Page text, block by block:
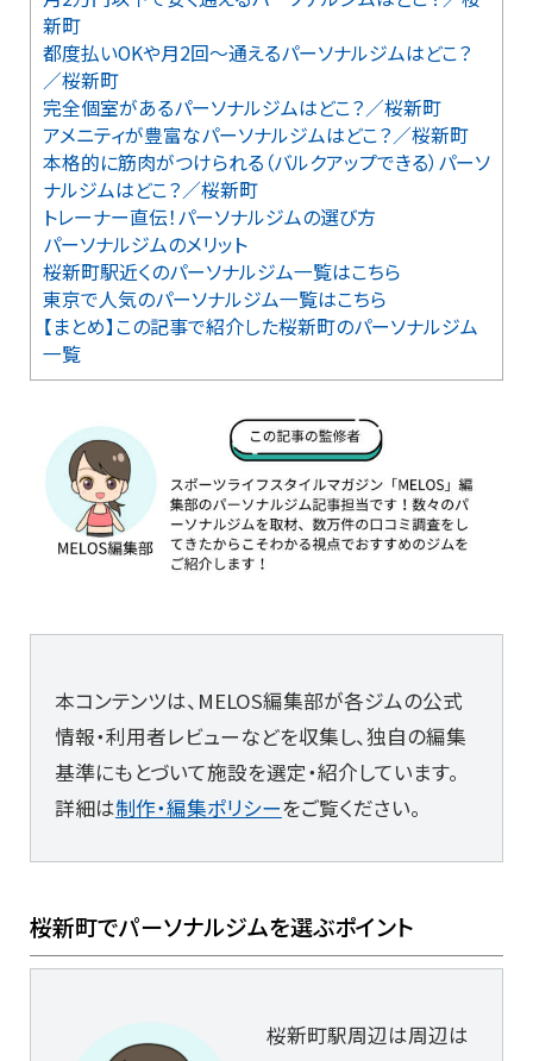
新町
都度払いOKや月2回～通えるパーソナルジムはどこ？
／桜新町
完全個室があるパーソナルジムはどこ？／桜新町
アメニティが豊富なパーソナルジムはどこ？／桜新町
本格的に筋肉がつけられる（バルクアップできる）パーソ
ナルジムはどこ？／桜新町
トレーナー直伝！パーソナルジムの選び方
パーソナルジムのメリット
桜新町駅近くのパーソナルジム一覧はこちら
東京で人気のパーソナルジム一覧はこちら
【まとめ】この記事で紹介した桜新町のパーソナルジム
一覧
本コンテンツは、MELOS編集部が各ジムの公式
情報・利用者レビューなどを収集し、独自の編集
基準にもとづいて施設を選定・紹介しています。
詳細は制作・編集ポリシーをご覧ください。
桜新町でパーソナルジムを選ぶポイント
桜新町駅周辺は周辺は